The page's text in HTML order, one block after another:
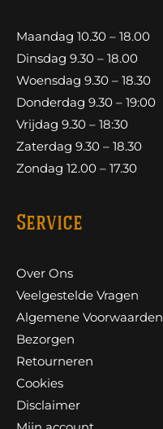
Maandag 10.30 – 18.00
Dinsdag 9.30 – 18.00
Woensdag 9.30 – 18.30
Donderdag 9.30 – 19:00
Vrijdag 9.30 – 18:30
Zaterdag 9.30 – 18.30
Zondag 12.00 – 17.30
Service
Over Ons
Veelgestelde Vragen
Algemene Voorwaarden
Bezorgen
Retourneren
Cookies
Disclaimer